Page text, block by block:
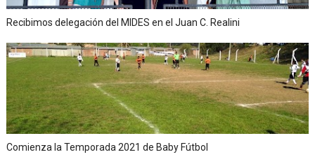
Recibimos delegación del MIDES en el Juan C. Realini
Comienza la Temporada 2021 de Baby Fútbol